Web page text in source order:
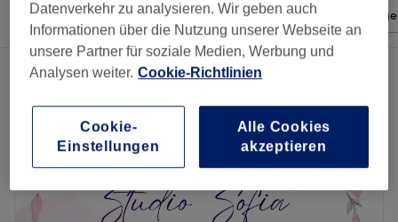
Sortieren nach Beliebiger Preis Salons
Ein Salon, der anbietet: damen waxing - beine in Vechta
Datenverkehr zu analysieren. Wir geben auch
Informationen über die Nutzung unserer Webseite an
unsere Partner für soziale Medien, Werbung und
Analysen weiter. Cookie-Richtlinien
Cookie-
Einstellungen
Alle Cookies
akzeptieren